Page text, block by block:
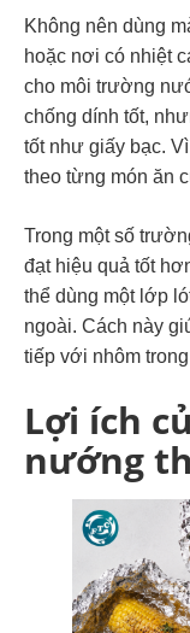
Không nên dùng
hoặc nơi có nhiệt
cho môi trường
chống dính tốt,
tốt như giấy bạc.
theo từng món ăn
Trong một số
đạt hiệu quả tốt
thể dùng một lớp
ngoài. Cách này
tiếp với nhôm
Lợi ích
nướng